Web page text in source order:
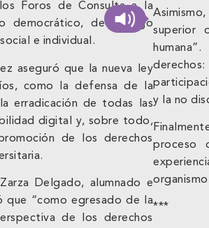
Foros de Consulta a la
democrático, de diálogo
e individual.
aseguró que la nueva ley
como la defensa de la
erradicación de todas las
digital y, sobre todo,
de los derechos
Delgado, alumnado e
que “como egresado de la
de los derechos
superior
y la no
proceso
***